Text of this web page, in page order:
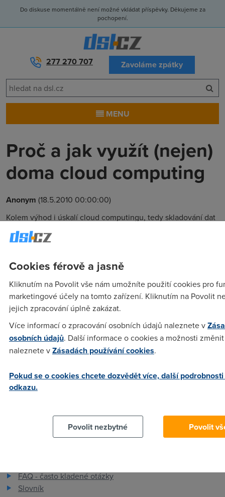
Do diskuse momentálně není možné vkládat příspěvky. Děkujeme za
pochopení.
277 270 707 Zavoláme zpátky
MENU
Proč a jak využít (nejen)
doma cloud computing
Anonym (18.5.2010 00:00:00)
Kolem výhod i úskalí cloud computingu, tedy skladování dat
a práce s aplikacemi mimo firmu či domácnost, koluje mnoho
mýtů a polopravd, které se pokusíme vyvrátit. V článku se
online disků a automatického zálohování, přes kancelářský
James Bond
(11.2.2012 19:42:04)
Dobrá alternativa k Dropboxu je třeba SugarSync :
https://www.sugarsync.com/referral?
Pro zákazníky
FAQ - často kladené otázky
Slovník
Cookies férově a jasně
Kliknutím na Povolit vše nám umožníte použití cookies pro
marketingové účely na tomto zařízení. Kliknutím na Povolit
jejich zpracování úplně zakázat.
Více informací o zpracování osobních údajů naleznete v
osobních údajů. Další informace o cookies a možnosti
naleznete vZásadách používání cookies.
Pokud se o cookies chcete dozvědět více, další
odkazu.
Povolit nezbytné Povolit